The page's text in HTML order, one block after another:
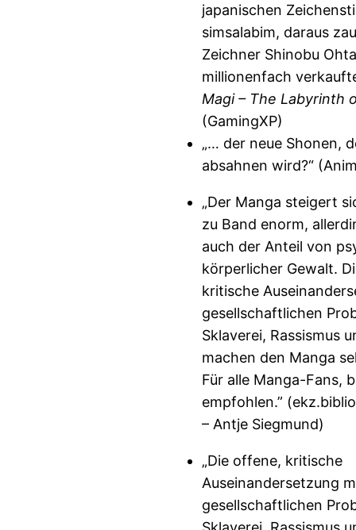
japanischen
simsalabim, daraus
Zeichner Shinobu
millionenfach
Magi – The Labyrinth
(GamingXP)
„… der neue Shonen,
absahnen wird?“
„Der Manga steigert
zu Band enorm,
auch der Anteil von
körperlicher Gewalt.
kritische
gesellschaftlichen
Sklaverei, Rassismus
machen den Manga
Für alle Manga-Fans,
empfohlen.”
– Antje Siegmund)
„Die offene, kritische
Auseinandersetzung
gesellschaftlichen